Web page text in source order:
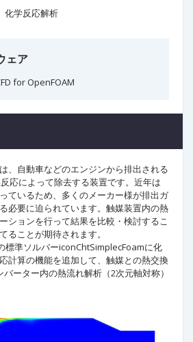
化学反応解析
ェア
for OpenFOAM
、自動車などのエンジンから排出される
応によって除去する装置です。近年は
ているため、多くのメーカー様が排出ガ
必要に迫られています。触媒装置内の熱
ションを行って結果を比較・検討するこ
ることが期待されます。
標準ソルバーiconChtSimplecFoamに化
計算の機能を追加して、触媒との熱交換
ーター内の熱流れ解析（2次元軸対称）